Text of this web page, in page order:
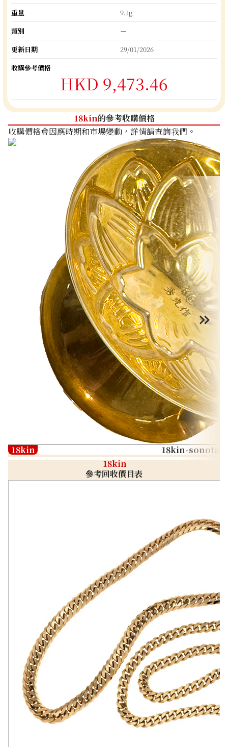
重量
9.1g
類別
ー
更新日期
29/01/2026
收購參考價格
HKD 9,473.46
18kin的參考收購價格
收購價格會因應時期和市場變動，詳情請查詢我們。
18kin
18kin-sonota
18kin
參考回收價目表